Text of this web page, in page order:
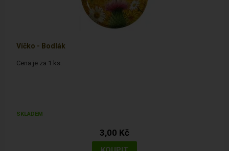
Víčko - Bodlák
Cena je za 1 ks.
SKLADEM
3,00 Kč